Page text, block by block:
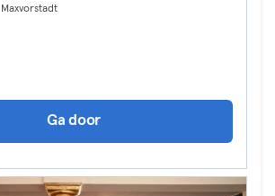
Maxvorstadt
Ga door